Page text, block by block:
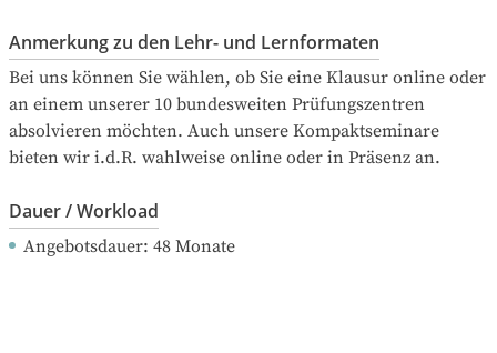
Anmerkung zu den Lehr- und Lernformaten
Bei uns können Sie wählen, ob Sie eine Klausur online oder
an einem unserer 10 bundesweiten Prüfungszentren
absolvieren möchten. Auch unsere Kompaktseminare
bieten wir i.d.R. wahlweise online oder in Präsenz an.
Dauer / Workload
Angebotsdauer: 48 Monate